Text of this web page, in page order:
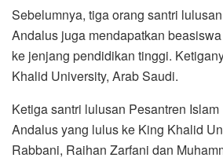
Sebelumnya, tiga orang santri
Andalus juga mendapatkan
ke jenjang pendidikan tinggi.
Khalid University, Arab Saudi.
Ketiga santri lulusan Pesantren
Andalus yang lulus ke King Khalid
Rabbani, Raihan Zarfani dan